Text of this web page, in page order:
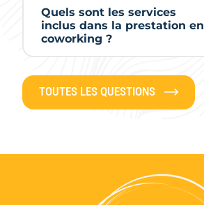
Quels sont les services
inclus dans la prestation en
coworking ?
TOUTES LES QUESTIONS